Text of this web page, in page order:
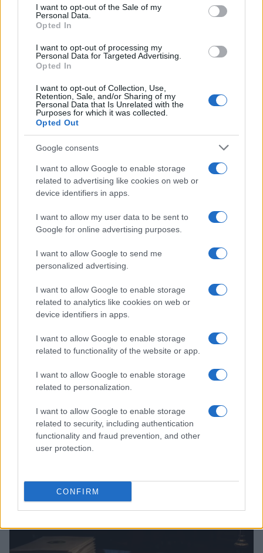
consent section.
I want to opt-out of the Sale of my
Personal Data.
Opted In
I want to opt-out of processing my
Personal Data for Targeted Advertising.
Opted In
I want to opt-out of Collection, Use,
Retention, Sale, and/or Sharing of my
Personal Data that Is Unrelated with the
Purposes for which it was collected.
Opted Out
Google consents
I want to allow Google to enable storage
related to advertising like cookies on web or
device identifiers in apps.
I want to allow my user data to be sent to
Google for online advertising purposes.
I want to allow Google to send me
personalized advertising.
I want to allow Google to enable storage
related to analytics like cookies on web or
device identifiers in apps.
I want to allow Google to enable storage
related to functionality of the website or app.
I want to allow Google to enable storage
related to personalization.
I want to allow Google to enable storage
related to security, including authentication
functionality and fraud prevention, and other
user protection.
CONFIRM
Continue lendo
NÃO CLASSIFICADO
Brent cai 8.3% e arrasta petróleo e ouro para baixo
Rafael Oliveira · 7 ago 2026
Petróleo Brent cai 8.3% e arrasta commodities em agosto de
Rafael Oliveira · 6 ago 2026